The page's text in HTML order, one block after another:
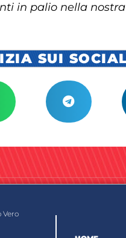
in palio nella
SUI
Vero